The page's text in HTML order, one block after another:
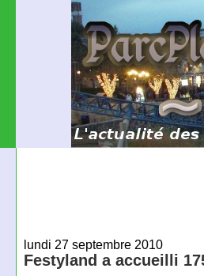
lundi 27 septembre 2010
Festyland a accueilli